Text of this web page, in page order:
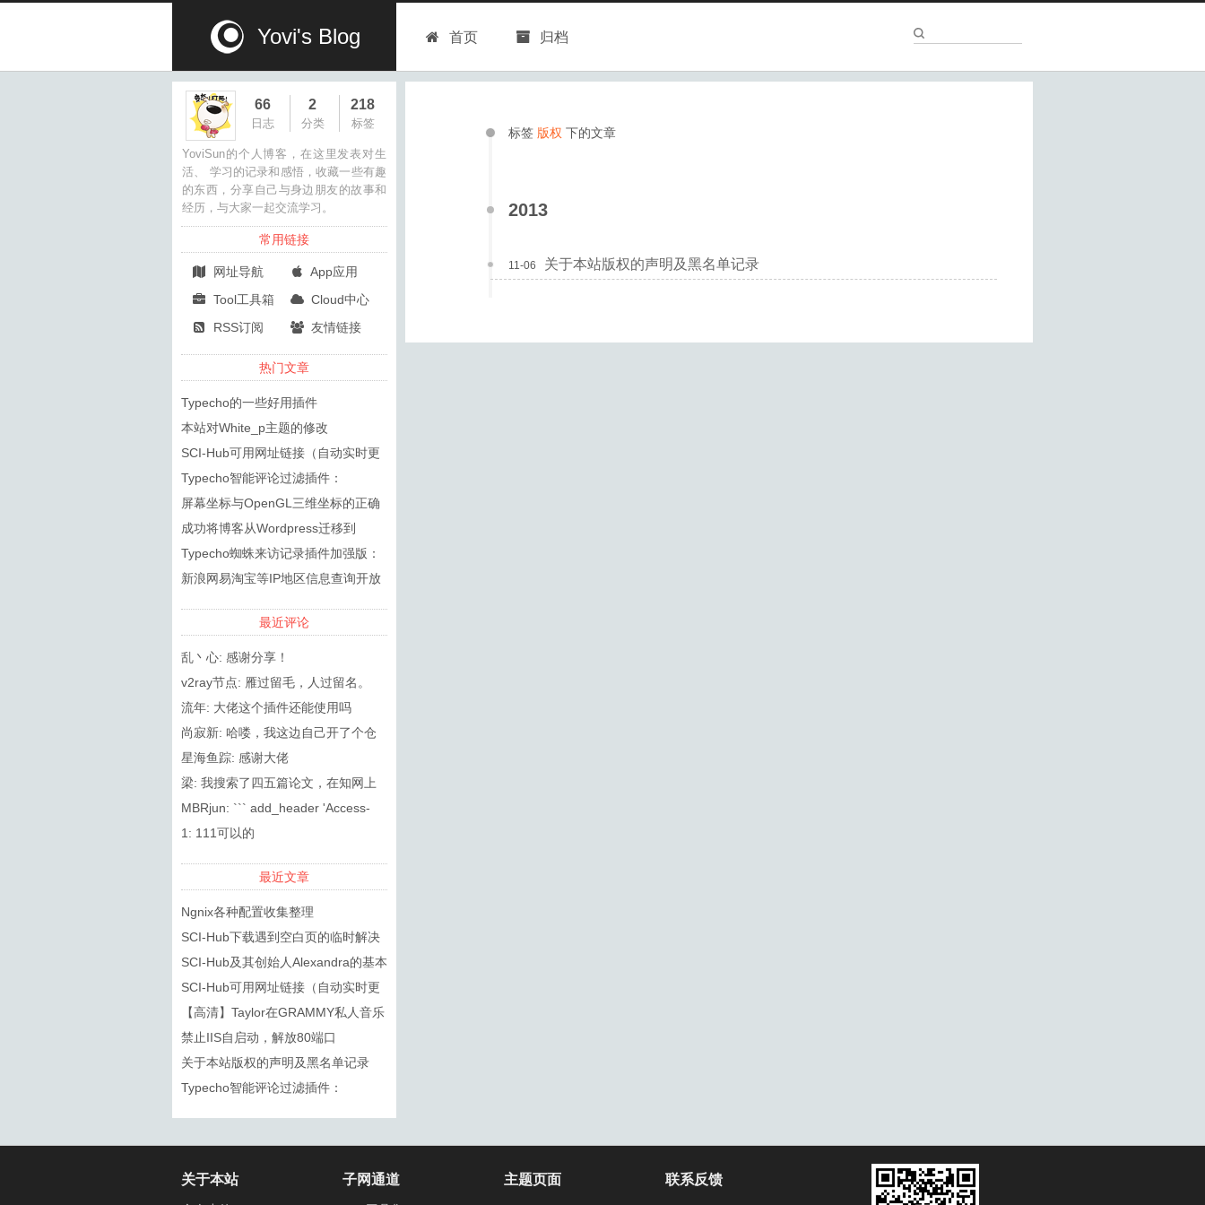
Yovi's Blog 首页 归档
标签 版权 下的文章
2013
关于本站版权的声明及黑名单记录
11-06
66
日志
2
分类
218
标签
YoviSun的个人博客，在这里发表对生
活、 学习的记录和感悟，收藏一些有趣
的东西，分享自己与身边朋友的故事和
经历，与大家一起交流学习。
常用链接
网址导航
App应用
Tool工具箱
Cloud中心
RSS订阅
友情链接
热门文章
Typecho的一些好用插件
本站对White_p主题的修改
SCI-Hub可用网址链接（自动实时更
新）
Typecho智能评论过滤插件：
SmartSpam
屏幕坐标与OpenGL三维坐标的正确
转换
成功将博客从Wordpress迁移到
Typecho
Typecho蜘蛛来访记录插件加强版：
RobotsPlus
新浪网易淘宝等IP地区信息查询开放
最近评论
乱丶心: 感谢分享！
v2ray节点: 雁过留毛，人过留名。
流年: 大佬这个插件还能使用吗
尚寂新: 哈喽，我这边自己开了个仓
库，然后更新了2.8.0（在PHP8.0...
星海鱼踪: 感谢大佬
梁: 我搜索了四五篇论文，在知网上
复制的标题，DOI都无法搜索到
MBRjun: ``` add_header 'Access-
Control-...
1: 111可以的
最近文章
Ngnix各种配置收集整理
SCI-Hub下载遇到空白页的临时解决
方法
SCI-Hub及其创始人Alexandra的基本
信息
SCI-Hub可用网址链接（自动实时更
新）
【高清】Taylor在GRAMMY私人音乐
会上的几首歌
禁止IIS自启动，解放80端口
关于本站版权的声明及黑名单记录
Typecho智能评论过滤插件：
关于本站 子网通道 主题页面 联系反馈